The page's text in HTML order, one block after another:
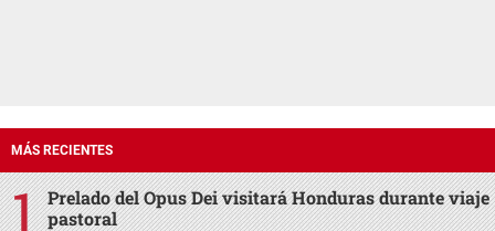
MÁS RECIENTES
Prelado del Opus Dei visitará Honduras durante viaje
pastoral